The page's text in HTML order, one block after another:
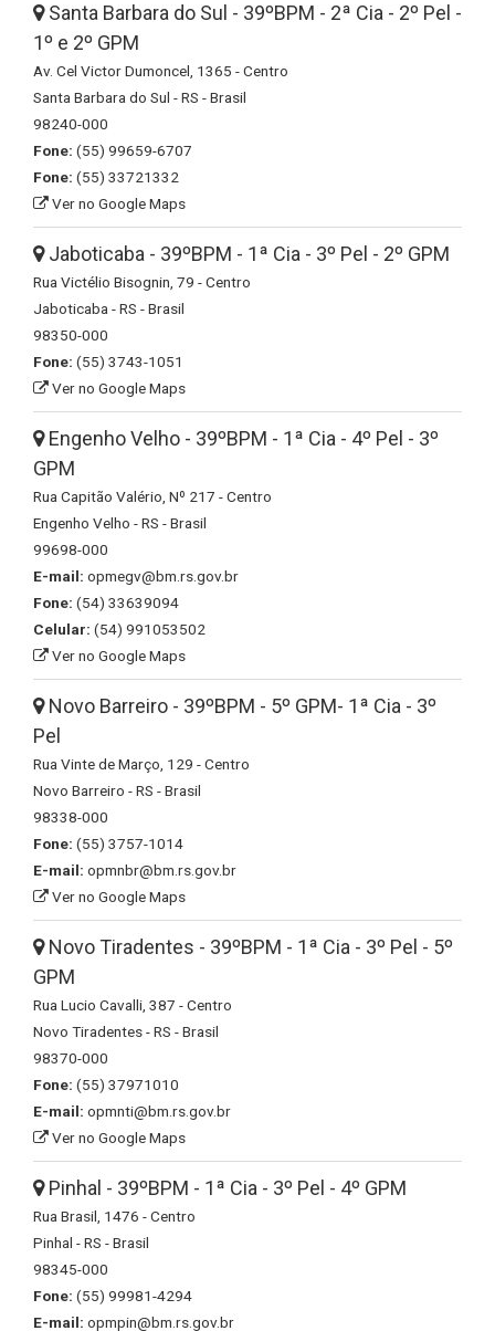
Santa Barbara do Sul - 39ºBPM - 2ª Cia - 2º Pel -
1º e 2º GPM
Av. Cel Victor Dumoncel, 1365 - Centro
Santa Barbara do Sul - RS - Brasil
98240-000
Fone: (55) 99659-6707
Fone: (55) 33721332
Ver no Google Maps
Jaboticaba - 39ºBPM - 1ª Cia - 3º Pel - 2º GPM
Rua Victélio Bisognin, 79 - Centro
Jaboticaba - RS - Brasil
98350-000
Fone: (55) 3743-1051
Ver no Google Maps
Engenho Velho - 39ºBPM - 1ª Cia - 4º Pel - 3º
GPM
Rua Capitão Valério, Nº 217 - Centro
Engenho Velho - RS - Brasil
99698-000
E-mail: opmegv@bm.rs.gov.br
Fone: (54) 33639094
Celular: (54) 991053502
Ver no Google Maps
Novo Barreiro - 39ºBPM - 5º GPM- 1ª Cia - 3º
Pel
Rua Vinte de Março, 129 - Centro
Novo Barreiro - RS - Brasil
98338-000
Fone: (55) 3757-1014
E-mail: opmnbr@bm.rs.gov.br
Ver no Google Maps
Novo Tiradentes - 39ºBPM - 1ª Cia - 3º Pel - 5º
GPM
Rua Lucio Cavalli, 387 - Centro
Novo Tiradentes - RS - Brasil
98370-000
Fone: (55) 37971010
E-mail: opmnti@bm.rs.gov.br
Ver no Google Maps
Pinhal - 39ºBPM - 1ª Cia - 3º Pel - 4º GPM
Rua Brasil, 1476 - Centro
Pinhal - RS - Brasil
98345-000
Fone: (55) 99981-4294
E-mail: opmpin@bm.rs.gov.br